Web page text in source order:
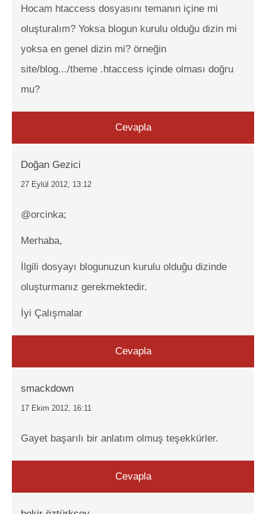
Hocam htaccess dosyasını temanın içine mi
oluşturalım? Yoksa blogun kurulu olduğu dizin mi
yoksa en genel dizin mi? örneğin
site/blog.../theme .htaccess içinde olması doğru
mu?
Cevapla
Doğan Gezici
27 Eylül 2012, 13:12
@orcinka;
Merhaba,
İlgili dosyayı blogunuzun kurulu olduğu dizinde
oluşturmanız gerekmektedir.
İyi Çalışmalar
Cevapla
smackdown
17 Ekim 2012, 16:11
Gayet başarılı bir anlatım olmuş teşekkürler.
Cevapla